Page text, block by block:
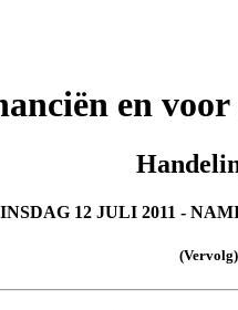
en
12 JULI 2011 -
(Vervolg)